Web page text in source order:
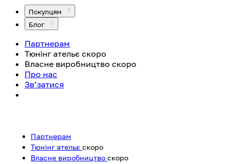
Покупцям
Блог
Партнерам
Тюнінг ательє скоро
Власне виробництво скоро
Про нас
Зв’затися
Партнерам
Тюнінг ательє скоро
Власне виробництво скоро